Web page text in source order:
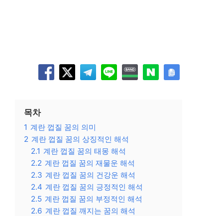
목차
1 계란 껍질 꿈의 의미
2 계란 껍질 꿈의 상징적인 해석
2.1 계란 껍질 꿈의 태몽 해석
2.2 계란 껍질 꿈의 재물운 해석
2.3 계란 껍질 꿈의 건강운 해석
2.4 계란 껍질 꿈의 긍정적인 해석
2.5 계란 껍질 꿈의 부정적인 해석
2.6 계란 껍질 깨지는 꿈의 해석